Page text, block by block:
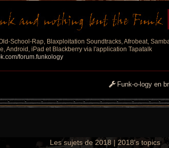
School-Rap, Blaxploitation Soundtracks, Afrobeat,
Android, iPad et Blackberry via l'application Tapatalk
forum.funkology
Funk-o-logy en
Les sujets de 2018 | 2018's topics